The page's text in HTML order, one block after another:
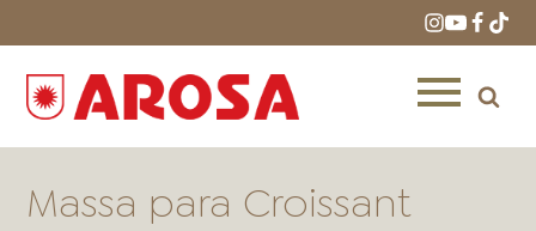
Massa para Croissant